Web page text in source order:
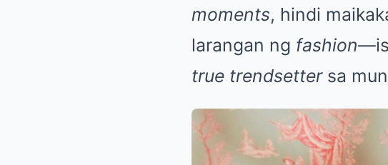
moments, hindi
larangan ng fashion
true trendsettersa